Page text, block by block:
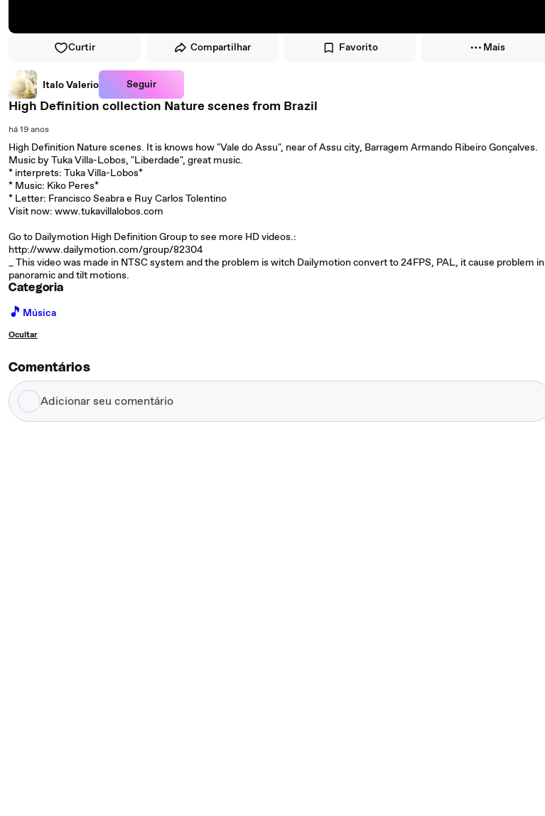
Curtir Compartilhar Favorito Mais
Italo Valerio Seguir
High Definition collection Nature scenes from Brazil
há 19 anos
High Definition Nature scenes. It is knows how "Vale do Assu", near of Assu city, Barragem Armando Ribeiro Gonçalves.
Music by Tuka Villa-Lobos, "Liberdade", great music.
* interprets: Tuka Villa-Lobos*
* Music: Kiko Peres*
* Letter: Francisco Seabra e Ruy Carlos Tolentino
Visit now: www.tukavillalobos.com
Go to Dailymotion High Definition Group to see more HD videos.:
http://www.dailymotion.com/group/82304
_ This video was made in NTSC system and the problem is witch Dailymotion convert to 24FPS, PAL, it cause problem in
panoramic and tilt motions.
Categoria
🎵 Música
Ocultar
Comentários
Adicionar
seu